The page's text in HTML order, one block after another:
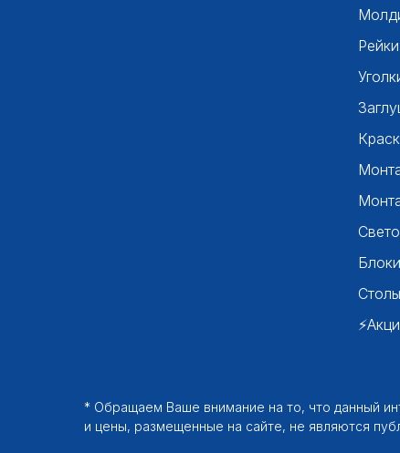
* Обращаем Ваше внимание на то, что данный
и цены, размещенные на сайте, не являются